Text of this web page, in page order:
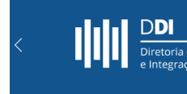
Previous